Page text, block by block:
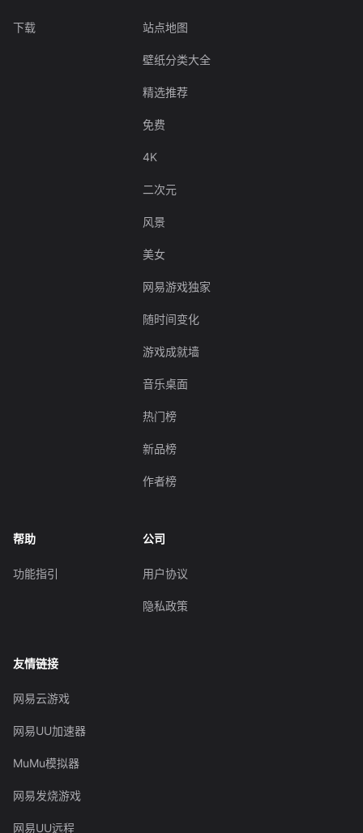
下载 站点地图
壁纸分类大全
精选推荐
免费
4K
二次元
风景
美女
网易游戏独家
随时间变化
游戏成就墙
音乐桌面
热门榜
新品榜
作者榜
帮助
功能指引
公司
用户协议
隐私政策
友情链接
网易云游戏
网易UU加速器
MuMu模拟器
网易发烧游戏
网易UU远程